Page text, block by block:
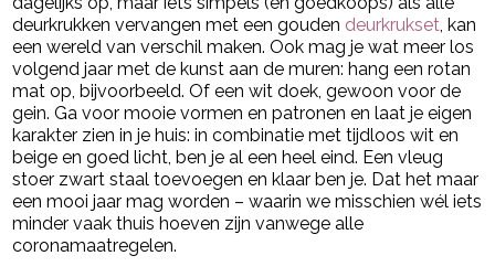
deurkrukken vervangen met een gouden deurkrukset, kan
een wereld van verschil maken. Ook mag je wat meer los
volgend jaar met de kunst aan de muren: hang een rotan
mat op, bijvoorbeeld. Of een wit doek, gewoon voor de
gein. Ga voor mooie vormen en patronen en laat je eigen
karakter zien in je huis: in combinatie met tijdloos wit en
beige en goed licht, ben je al een heel eind. Een vleug
stoer zwart staal toevoegen en klaar ben je. Dat het maar
een mooi jaar mag worden – waarin we misschien wél iets
minder vaak thuis hoeven zijn vanwege alle
coronamaatregelen.